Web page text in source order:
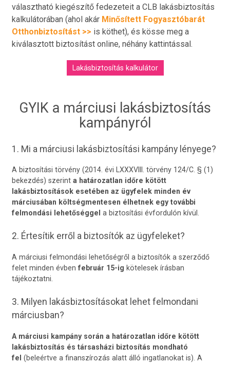
választható kiegészítő fedezeteit a CLB lakásbiztosítás
kalkulátorában (ahol akár Minősített Fogyasztóbarát
Otthonbiztosítást >> is köthet), és kösse meg a
kiválasztott biztosítást online, néhány kattintással.
Lakásbiztosítás kalkulátor
GYIK a márciusi lakásbiztosítás
kampányról
1. Mi a márciusi lakásbiztosítási kampány lényege?
A biztosítási törvény (2014. évi LXXXVIII. törvény 124/C. § (1)
bekezdés) szerint a határozatlan időre kötött
lakásbiztosítások esetében az ügyfelek minden év
márciusában költségmentesen élhetnek egy további
felmondási lehetőséggel a biztosítási évfordulón kívül.
2. Értesítik erről a biztosítók az ügyfeleket?
A márciusi felmondási lehetőségről a biztosítók a szerződő
felet minden évben február 15-ig kötelesek írásban
tájékoztatni.
3. Milyen lakásbiztosításokat lehet felmondani
márciusban?
A márciusi kampány során a határozatlan időre kötött
lakásbiztosítás és társasházi biztosítás mondható
fel (beleértve a finanszírozás alatt álló ingatlanokat is). A